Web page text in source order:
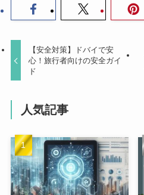
【安全対策】ドバイで安
心！旅行者向けの安全ガイ
ド
人気記事